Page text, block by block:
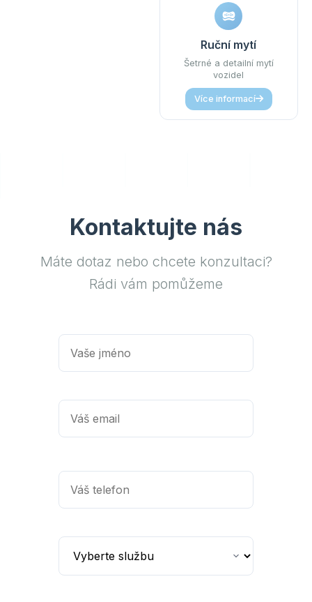
Ruční mytí
Šetrné a detailní mytí
vozidel
Více informací
Kontaktujte nás
Máte dotaz nebo chcete konzultaci?
Rádi vám pomůžeme